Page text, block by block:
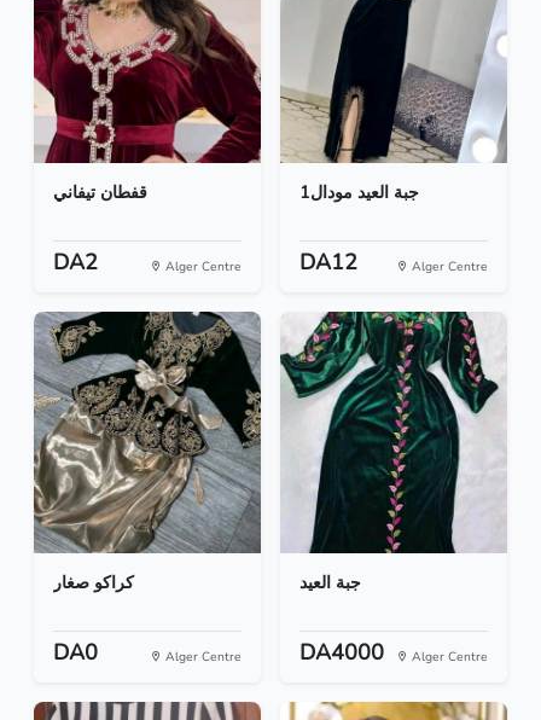
قفطان تيفاني
DA2 Alger Centre
جبة العيد مودال1
DA12 Alger Centre
كراكو صغار
DA0 Alger Centre
جبة العيد
DA4000 Alger Centre